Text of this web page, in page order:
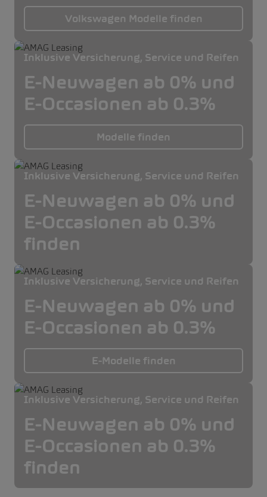
Volkswagen Modelle finden
Inklusive Versicherung, Service und Reifen
E-Neuwagen ab 0% und
E-Occasionen ab 0.3%
Modelle finden
Inklusive Versicherung, Service und Reifen
E-Neuwagen ab 0% und
E-Occasionen ab 0.3%
finden
Inklusive Versicherung, Service und Reifen
E-Neuwagen ab 0% und
E-Occasionen ab 0.3%
E-Modelle finden
Inklusive Versicherung, Service und Reifen
E-Neuwagen ab 0% und
E-Occasionen ab 0.3%
finden